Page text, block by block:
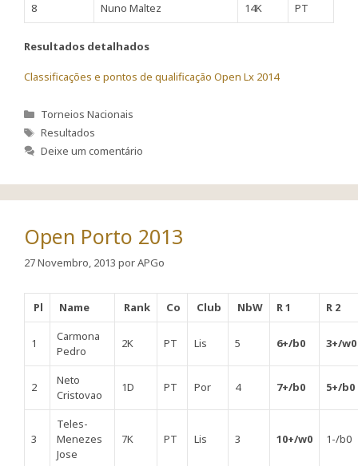
8
Nuno Maltez 14K PT
Resultados detalhados
Classificações e pontos de qualificação Open Lx 2014
Categorias
Torneios Nacionais
Etiquetas
Resultados
Deixe um comentário
Open Porto 2013
27 Novembro, 2013 porAPGo
Pl Name Rank Co Club NbW R 1 R 2
1
Carmona
Pedro
2K PT Lis 5 6+/b0 3+/w0
2
Neto
Cristovao
1D PT Por 4 7+/b0 5+/b0
3
Teles-
Menezes
Jose
7K PT Lis 3 10+/w0 1-/b0